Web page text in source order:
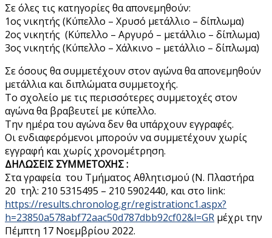
Σε όλες τις κατηγορίες θα απονεμηθούν:
1ος νικητής (Κύπελλο – Χρυσό μετάλλιο – δίπλωμα)
2ος νικητής (Κύπελλο – Αργυρό – μετάλλιο – δίπλωμα)
3ος νικητής (Κύπελλο – Χάλκινο – μετάλλιο – δίπλωμα)
Σε όσους θα συμμετέχουν στον αγώνα θα απονεμηθούν
μετάλλια και διπλώματα συμμετοχής.
Το σχολείο με τις περισσότερες συμμετοχές στον
αγώνα θα βραβευτεί με κύπελλο.
Την ημέρα του αγώνα δεν θα υπάρχουν εγγραφές.
Οι ενδιαφερόμενοι μπορούν να συμμετέχουν χωρίς
εγγραφή και χωρίς χρονομέτρηση.
ΔΗΛΩΣΕΙΣ ΣΥΜΜΕΤΟΧΗΣ :
Στα γραφεία του Τμήματος Αθλητισμού (Ν. Πλαστήρα
20 τηλ: 210 5315495 – 210 5902440, και στο link:
https://results.chronolog.gr/registrationc1.aspx?
h=23850a578abf72aac50d787dbb92cf02&l=GR μέχρι την
Πέμπτη 17 Νοεμβρίου 2022.